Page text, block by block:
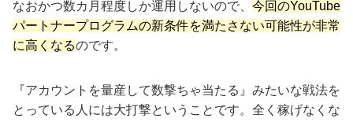
なおかつ数カ月程度しか運用しないので、 今回のYouTube
パートナープログラムの新条件を満たさない可能性が非常
に高くなるのです。
『アカウントを量産して数撃ちゃ当たる』みたいな戦法を
とっている人には大打撃ということです。全く稼げなくな